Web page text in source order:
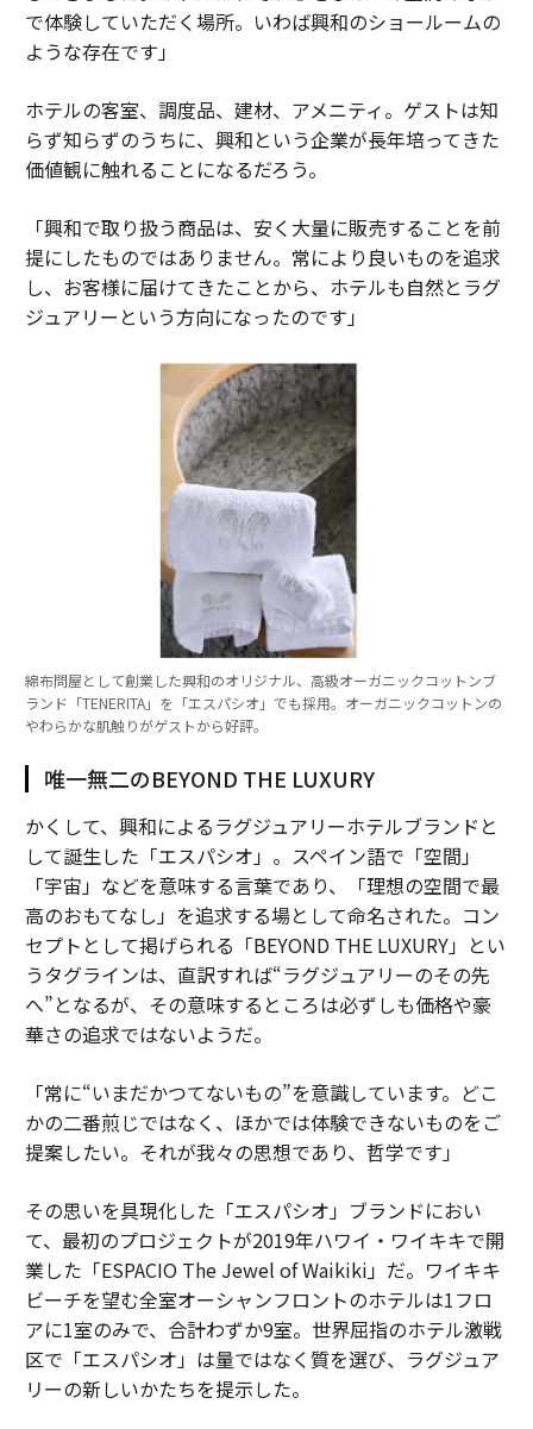
で体験していただく場所。いわば興和のショールームの
ような存在です」
ホテルの客室、調度品、建材、アメニティ。ゲストは知
らず知らずのうちに、興和という企業が長年培ってきた
価値観に触れることになるだろう。
「興和で取り扱う商品は、安く大量に販売することを前
提にしたものではありません。常により良いものを追求
し、お客様に届けてきたことから、ホテルも自然とラグ
ジュアリーという方向になったのです」
綿布問屋として創業した興和のオリジナル、高級オーガニックコットンブ
ランド「TENERITA」を「エスパシオ」でも採用。オーガニックコットンの
やわらかな肌触りがゲストから好評。
唯一無二のBEYOND THE LUXURY
かくして、興和によるラグジュアリーホテルブランドと
して誕生した「エスパシオ」。スペイン語で「空間」
「宇宙」などを意味する言葉であり、「理想の空間で最
高のおもてなし」を追求する場として命名された。コン
セプトとして掲げられる「BEYOND THE LUXURY」とい
うタグラインは、直訳すれば“ラグジュアリーのその先
へ”となるが、その意味するところは必ずしも価格や豪
華さの追求ではないようだ。
「常に“いまだかつてないもの”を意識しています。どこ
かの二番煎じではなく、ほかでは体験できないものをご
提案したい。それが我々の思想であり、哲学です」
その思いを具現化した「エスパシオ」ブランドにおい
て、最初のプロジェクトが2019年ハワイ・ワイキキで開
業した「ESPACIO The Jewel of Waikiki」だ。ワイキキ
ビーチを望む全室オーシャンフロントのホテルは1フロ
アに1室のみで、合計わずか9室。世界屈指のホテル激戦
区で「エスパシオ」は量ではなく質を選び、ラグジュア
リーの新しいかたちを提示した。